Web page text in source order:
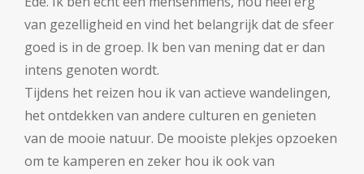
van gezelligheid en vind het belangrijk dat de sfeer
goed is in de groep. Ik ben van mening dat er dan
intens genoten wordt.
Tijdens het reizen hou ik van actieve wandelingen,
het ontdekken van andere culturen en genieten
van de mooie natuur. De mooiste plekjes opzoeken
om te kamperen en zeker hou ik ook van